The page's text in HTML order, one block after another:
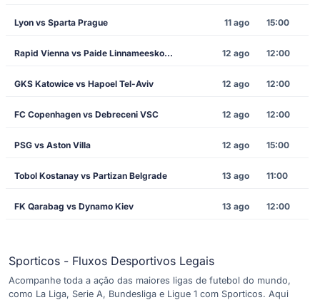
Lyon vs Sparta Prague 11 ago 15:00
Rapid Vienna vs Paide Linnameeskond 12 ago 12:00
GKS Katowice vs Hapoel Tel-Aviv 12 ago 12:00
FC Copenhagen vs Debreceni VSC 12 ago 12:00
PSG vs Aston Villa 12 ago 15:00
Tobol Kostanay vs Partizan Belgrade 13 ago 11:00
FK Qarabag vs Dynamo Kiev 13 ago 12:00
Sporticos - Fluxos Desportivos Legais
Acompanhe toda a ação das maiores ligas de futebol do mundo,
como La Liga, Serie A, Bundesliga e Ligue 1 com Sporticos. Aqui